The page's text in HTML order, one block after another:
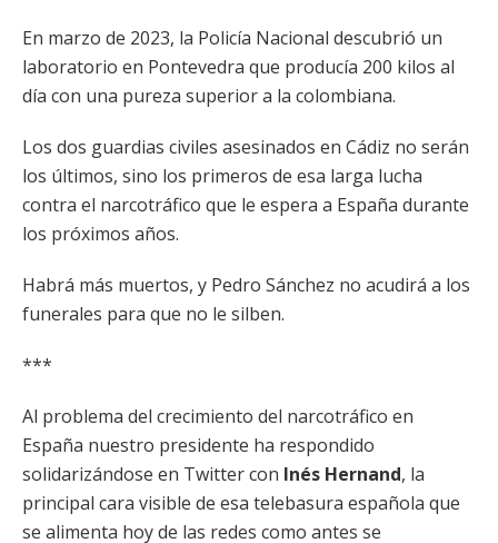
En marzo de 2023, la Policía Nacional descubrió un
laboratorio en Pontevedra que producía 200 kilos al
día con una pureza superior a la colombiana.
Los dos guardias civiles asesinados en Cádiz no serán
los últimos, sino los primeros de esa larga lucha
contra el narcotráfico que le espera a España durante
los próximos años.
Habrá más muertos, y Pedro Sánchez no acudirá a los
funerales para que no le silben.
***
Al problema del crecimiento del narcotráfico en
España nuestro presidente ha respondido
solidarizándose en Twitter con Inés Hernand, la
principal cara visible de esa telebasura española que
se alimenta hoy de las redes como antes se